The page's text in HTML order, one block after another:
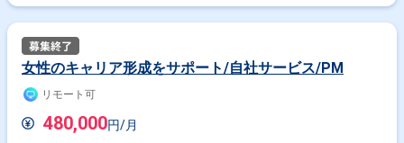
・データベース：MySQL、BigQuery ・ミドルウェア：Docker、
Kubernetes、Apache、Nginx、ApacheBeam ・インフラ：GoogleCloud ・
バージョン管理：Bitbucket ・チケット管理：Backlog ・開発手法：スクラ
ム開発 【その他】 就業時間：10時〜19時
女性のキャリア形成をサポート/自社サービス/PM
リモート可
480,000円/月